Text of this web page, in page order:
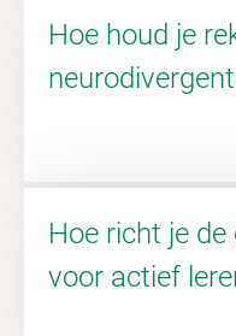
Hoe houd je
Hoe richt je
voor actief